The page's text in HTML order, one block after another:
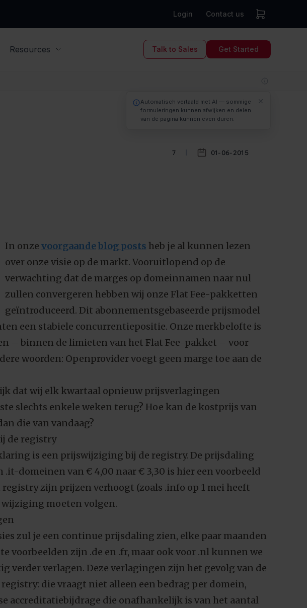
Login Contact us
Resources Talk to Sales Get Started
7 01-06-2015
In onze voorgaandeblog posts heb je al kunnen lezen
over onze visie op de markt. Vooruitlopend op de
verwachting dat de marges op domeinnamen naar nul
zullen convergeren hebben wij onze Flat Fee-pakketten
geïntroduceerd. Dit abonnementsgebaseerde prijsmodel
een stabiele concurrentiepositie. Onze merkbelofte is
– binnen de limieten van het Flat Fee-pakket – voor
woorden: Openprovider voegt geen marge toe aan de
dat wij elk kwartaal opnieuw prijsverlagingen
slechts enkele weken terug? Hoe kan de kostprijs van
die van vandaag?
de registry
is een prijswijziging bij de registry. De prijsdaling
domeinen van € 4,00 naar € 3,30 is hier een voorbeeld
registry zijn prijzen verhoogt (zoals .info op 1 mei heeft
wijziging moeten volgen.
zul je een continue prijsdaling zien, elke paar maanden
voorbeelden zijn .de en .fr, maar ook voor .nl kunnen we
verder verlagen. Deze verlagingen zijn het gevolg van de
die vraagt niet alleen een bedrag per domein,
accreditatiebijdrage die onafhankelijk is van het aantal